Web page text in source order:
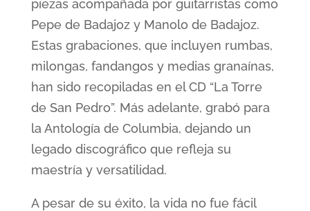
piezas acompañada por guitarristas como
Pepe de Badajoz y Manolo de Badajoz.
Estas grabaciones, que incluyen rumbas,
milongas, fandangos y medias granaínas,
han sido recopiladas en el CD “La Torre
de San Pedro”. Más adelante, grabó para
la Antología de Columbia, dejando un
legado discográfico que refleja su
maestría y versatilidad.
A pesar de su éxito, la vida no fue fácil